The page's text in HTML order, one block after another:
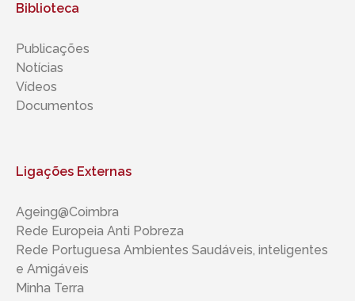
Biblioteca
Publicações
Notícias
Vídeos
Documentos
Ligações Externas
Ageing@Coimbra
Rede Europeia Anti Pobreza
Rede Portuguesa Ambientes Saudáveis, inteligentes ​​
e Amigáveis
Minha Terra